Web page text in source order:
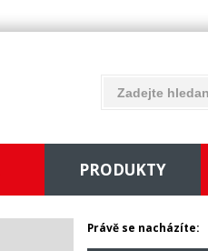
PRODUKTY
Právě se nacházíte: